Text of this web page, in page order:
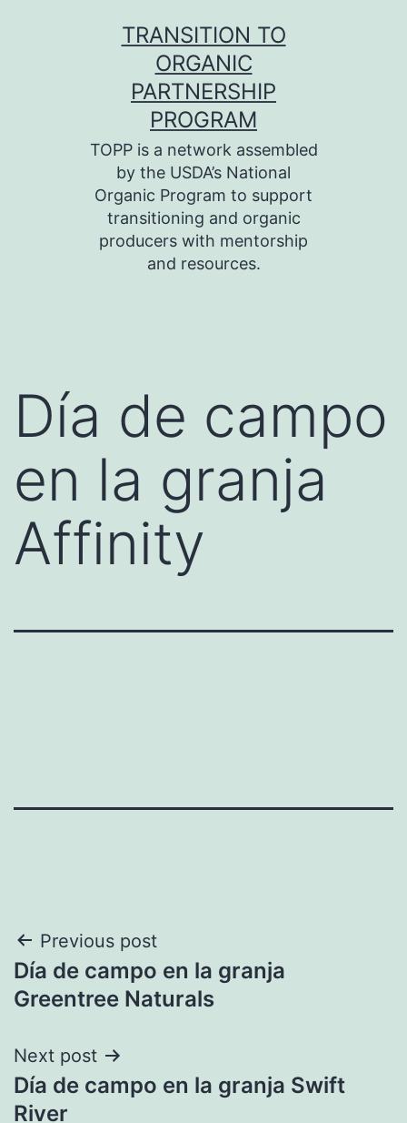
TRANSITION TO
ORGANIC
PARTNERSHIP
PROGRAM
TOPP is a network assembled
by the USDA’s National
Organic Program to support
transitioning and organic
producers with mentorship
and resources.
Día de campo
en la granja
Affinity
Navegación
de
Previous post
Día de campo en la granja
Greentree Naturals
Next post
Día de campo en la granja Swift
River